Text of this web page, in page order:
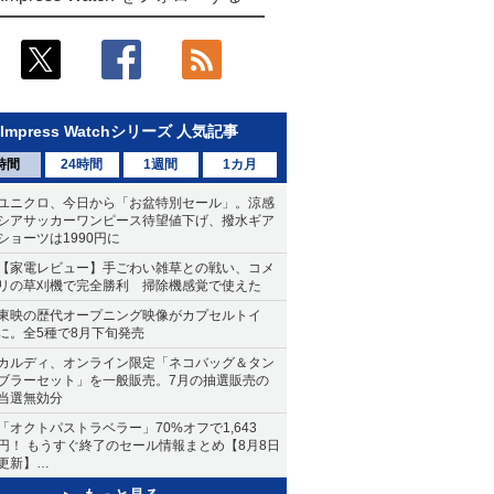
Impress Watchシリーズ 人気記事
間 24時間 1週間 1カ月
ニクロ、今日から「お盆特別セール」。涼感
アサッカーワンピース待望値下げ、撥水ギア
ョーツは1990円に
家電レビュー】手ごわい雑草との戦い、コメ
の草刈機で完全勝利 掃除機感覚で使えた
映の歴代オープニング映像がカプセルトイ
。全5種で8月下旬発売
ルディ、オンライン限定「ネコバッグ＆タン
ラーセット」を一般販売。7月の抽選販売の
選無効分
オクトパストラベラー」70%オフで1,643
！ もうすぐ終了のセール情報まとめ【8月8日
新】
ンテンドーeショップでは「大神 絶景版」が